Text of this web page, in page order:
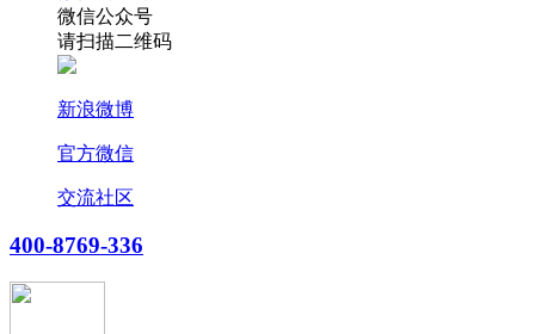
微信公众号
请扫描二维码
新浪微博
官方微信
交流社区
400-8769-336